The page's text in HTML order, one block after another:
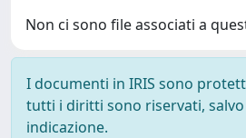
Non ci sono file associati a
I documenti in IRIS sono
tutti i diritti sono riservati, salvo
indicazione.